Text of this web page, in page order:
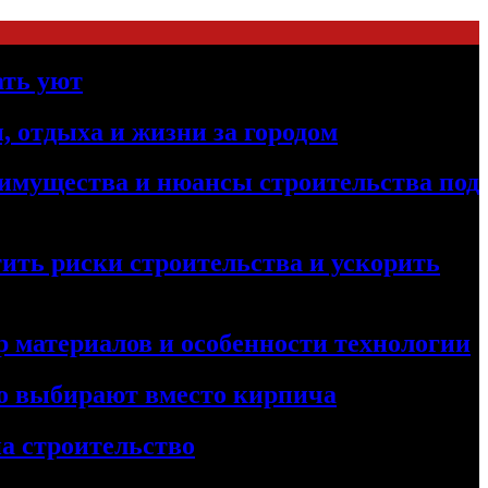
уют
отдыха и жизни за городом
и нюансы строительства под
риски строительства и ускорить
и особенности технологии
выбирают вместо кирпича
строительство